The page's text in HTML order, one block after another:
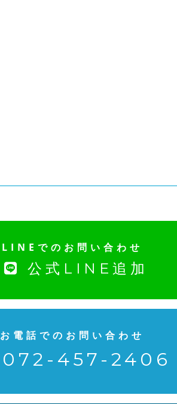
LINEでのお問い合わせ
公式LINE追加
お電話でのお問い合わせ
072-457-2406